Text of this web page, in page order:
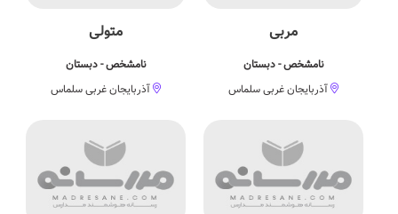
مربی
نامشخص - دبستان
آذربایجان غربی سلماس
متولی
نامشخص - دبستان
آذربایجان غربی سلماس